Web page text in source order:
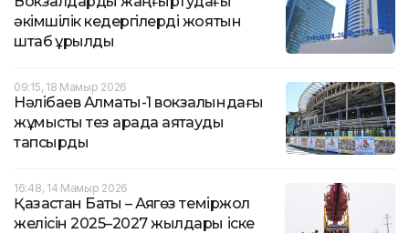
әкімшілік кедергілерді жоятын
штаб құрылды
09:15, 18 Мамыр 2026
Нәлібаев Алматы-1 вокзалындағы
жұмысты тез арада аяқтауды
тапсырды
16:48, 14 Мамыр 2026
Қазақстан Бақты – Аягөз теміржол
желісін 2025–2027 жылдары іске